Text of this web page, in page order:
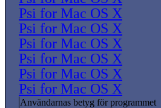
Psi for Mac OS X
Psi for Mac OS X
Psi for Mac OS X
Psi for Mac OS X
Psi for Mac OS X
Psi for Mac OS X
Användarnas betyg för programmet